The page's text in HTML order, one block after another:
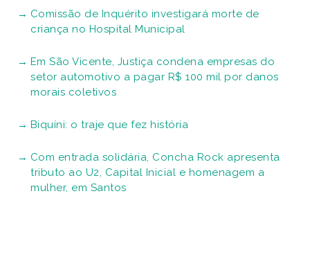
Comissão de Inquérito investigará morte de
criança no Hospital Municipal
Em São Vicente, Justiça condena empresas do
setor automotivo a pagar R$ 100 mil por danos
morais coletivos
Biquíni: o traje que fez história
Com entrada solidária, Concha Rock apresenta
tributo ao U2, Capital Inicial e homenagem a
mulher, em Santos